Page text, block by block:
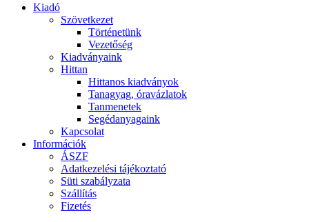
Kiadó
Szövetkezet
Történetünk
Vezetőség
Kiadványaink
Hittan
Hittanos kiadványok
Tanagyag, óravázlatok
Tanmenetek
Segédanyagaink
Kapcsolat
Információk
ÁSZF
Adatkezelési tájékoztató
Süti szabályzata
Szállítás
Fizetés